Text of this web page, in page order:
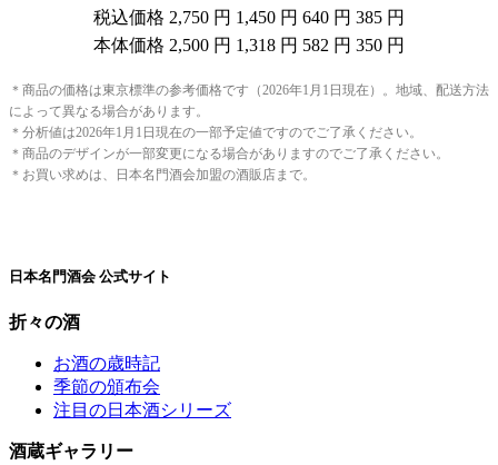
税込価格 2,750 円 1,450 円 640 円 385 円
本体価格 2,500 円 1,318 円 582 円 350 円
＊商品の価格は東京標準の参考価格です（2026年1月1日現在）。地域、配送方法
によって異なる場合があります。
＊分析値は2026年1月1日現在の一部予定値ですのでご了承ください。
＊商品のデザインが一部変更になる場合がありますのでご了承ください。
＊お買い求めは、日本名門酒会加盟の酒販店まで。
日本名門酒会 公式サイト
折々の酒
お酒の歳時記
季節の頒布会
注目の日本酒シリーズ
酒蔵ギャラリー